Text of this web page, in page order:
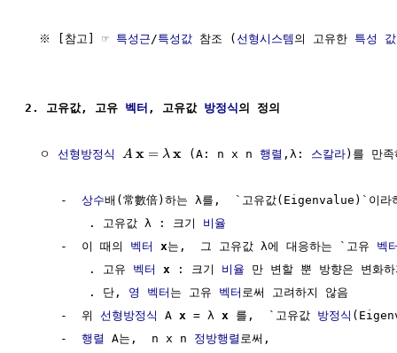
  ※ [참고] ☞
특성근 /특성값 참조 (선형시스템 의 고유한 특성 값
2. 고유값, 고유 벡터 , 고유값 방정식의 정의
  ㅇ
선형방정식 A x = λ x (A: n x n 행렬 ,λ: 스칼라)를 만
     -
상수배(常數倍)하는 λ를,  `고유값(Eigenvalue)`이
         . 고유값 λ : 크기
비율
     -  이 때의
벡터 x는,  그 고유값 λ에 대응하는 `고유 벡
         . 고유
벡터 x : 크기 비율 만 변할 뿐 방향은 변화
         . 단,
영 벡터 는 고유 벡터 로써 고려하지 않음
     -  위
선형방정식 A x = λ x 를,  `고유값 방정식
     -
행렬 A는,  n x n 정방행렬 로써,